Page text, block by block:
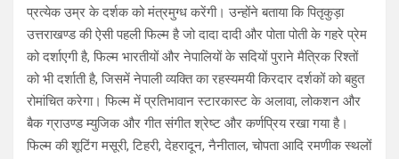
प्रत्येक उम्र के दर्शक को मंत्रमुग्ध करेंगी। उन्होंने बताया कि पितृकुड़ा
उत्तराखण्ड की ऐसी पहली फिल्म है जो दादा दादी और पोता पोती के गहरे प्रेम
को दर्शाएगी है, फिल्म भारतीयों और नेपालियों के सदियों पुराने मैत्रिक रिश्तों
को भी दर्शाती है, जिसमें नेपाली व्यक्ति का रहस्यमयी किरदार दर्शकों को बहुत
रोमांचित करेगा। फिल्म में प्रतिभावान स्टारकास्ट के अलावा, लोकशन और
बैक ग्राउण्ड म्युजिक और गीत संगीत श्रेष्ट और कर्णप्रिय रखा गया है।
फिल्म की शूटिंग मसूरी, टिहरी, देहरादून, नैनीताल, चोपता आदि रमणीक स्थलों